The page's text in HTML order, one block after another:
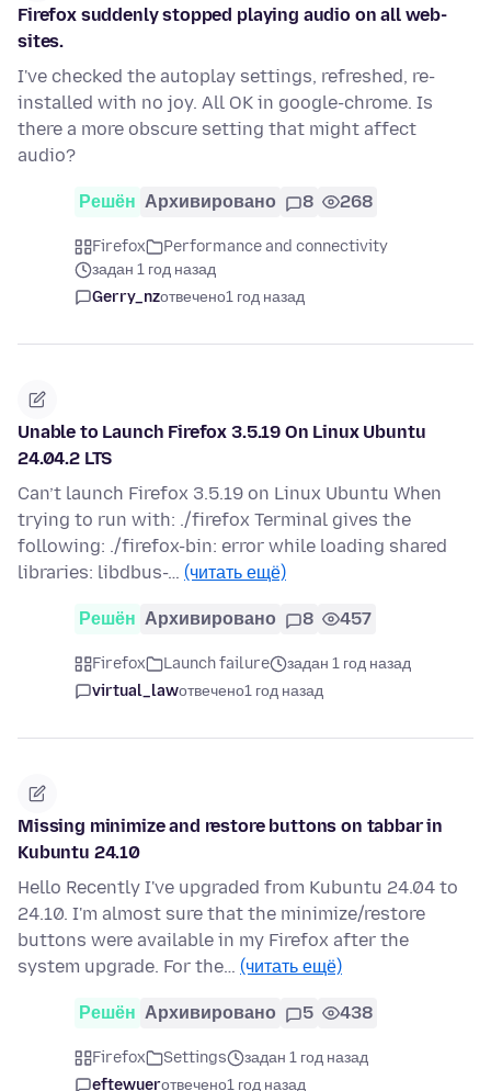
Firefox suddenly stopped playing audio on all web-
sites.
I've checked the autoplay settings, refreshed, re-
installed with no joy. All OK in google-chrome. Is
there a more obscure setting that might affect
audio?
Решён Архивировано 8 268
Firefox
Performance and connectivity
задан 1 год назад
Gerry_nzотвечено1 год назад
Unable to Launch Firefox 3.5.19 On Linux Ubuntu
24.04.2 LTS
Can’t launch Firefox 3.5.19 on Linux Ubuntu When
trying to run with: ./firefox Terminal gives the
following: ./firefox-bin: error while loading shared
libraries: libdbus-… (читать ещё)
Решён Архивировано 8 457
Firefox Launch failure
задан 1 год назад
virtual_lawотвечено1 год назад
Missing minimize and restore buttons on tabbar in
Kubuntu 24.10
Hello Recently I've upgraded from Kubuntu 24.04 to
24.10. I'm almost sure that the minimize/restore
buttons were available in my Firefox after the
system upgrade. For the… (читать ещё)
Решён Архивировано 5 438
Firefox Settings
задан 1 год назад
eftewuerотвечено1 год назад